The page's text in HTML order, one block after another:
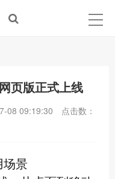
页版正式上线
08 09:19:30
点击数：
场景